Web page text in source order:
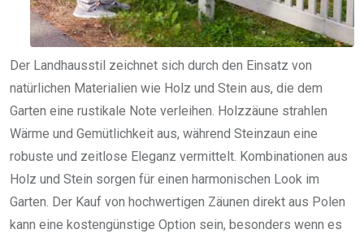
Der Landhausstil zeichnet sich durch den Einsatz von
natürlichen Materialien wie Holz und Stein aus, die dem
Garten eine rustikale Note verleihen. Holzzäune strahlen
Wärme und Gemütlichkeit aus, während Steinzaun eine
robuste und zeitlose Eleganz vermittelt. Kombinationen aus
Holz und Stein sorgen für einen harmonischen Look im
Garten. Der Kauf von hochwertigen Zäunen direkt aus Polen
kann eine kostengünstige Option sein, besonders wenn es